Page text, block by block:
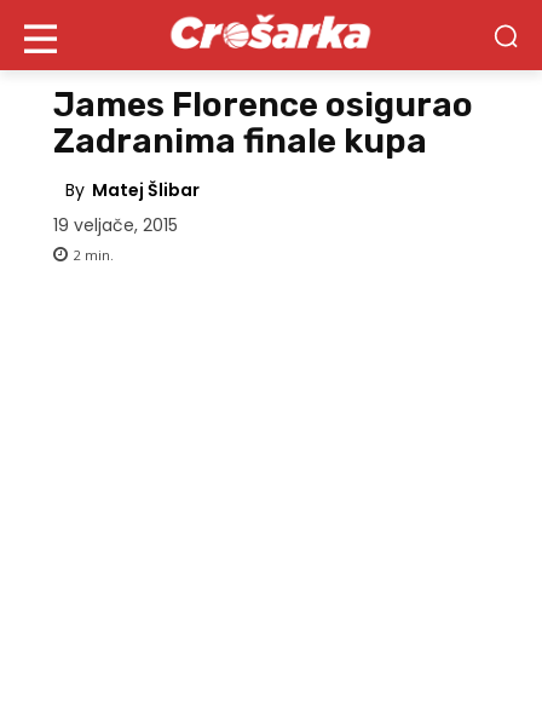
James Florence osigurao
Zadranima finale kupa
By Matej Šlibar
19 veljače, 2015
2 min.